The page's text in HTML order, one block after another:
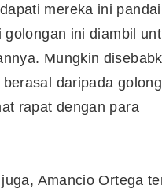
mereka ini pandai
golongan ini diambil
Mungkin
daripada
rapat dengan para
Amancio Ortega